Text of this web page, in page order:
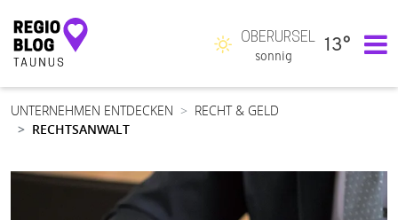
Hauptnavigation
OBERURSEL
sonnig
13°
UNTERNEHMEN ENTDECKEN
RECHT & GELD
RECHTSANWALT